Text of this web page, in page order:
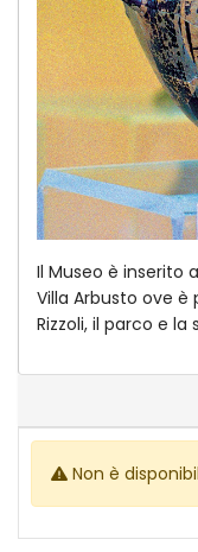
Il Museo è inserito
Villa Arbusto ove è
Rizzoli, il parco e la
Non è